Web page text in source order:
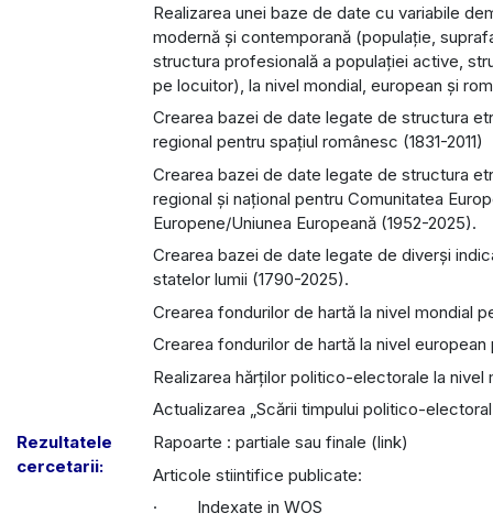
Realizarea unei baze de date cu variabile
modernă și contemporană (populație,
structura profesională a populației active,
pe locuitor), la nivel mondial, european și
Crearea bazei de date legate de structura
regional pentru spațiul românesc (1831-2011)
Crearea bazei de date legate de structura
regional și național pentru Comunitatea
Europene/Uniunea Europeană (1952-2025).
Crearea bazei de date legate de diverși
statelor lumii (1790-2025).
Crearea fondurilor de hartă la nivel mondial
Crearea fondurilor de hartă la nivel
Realizarea hărților politico-electorale la
Actualizarea „Scării timpului politico-
Rezultatele
cercetarii:
Rapoarte : partiale sau finale (link)
Articole stiintifice publicate:
· Indexate in WOS